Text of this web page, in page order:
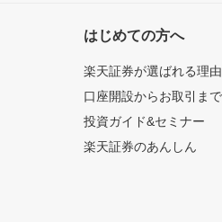
はじめての方へ
楽天証券が選ばれる理由
口座開設からお取引ま
投資ガイド&セミナー
楽天証券のあんしん